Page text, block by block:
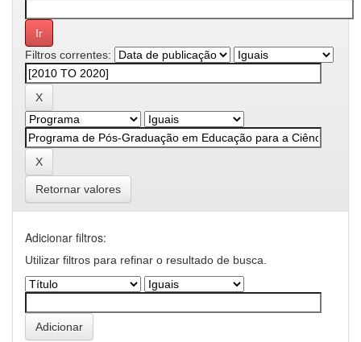
Filtros correntes:
Retornar valores
Adicionar filtros:
Utilizar filtros para refinar o resultado de busca.